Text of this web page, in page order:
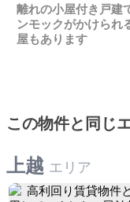
離れの小屋付き戸建
ンモックがかけられ
屋もあります
この物件と同じ
上越 エリア